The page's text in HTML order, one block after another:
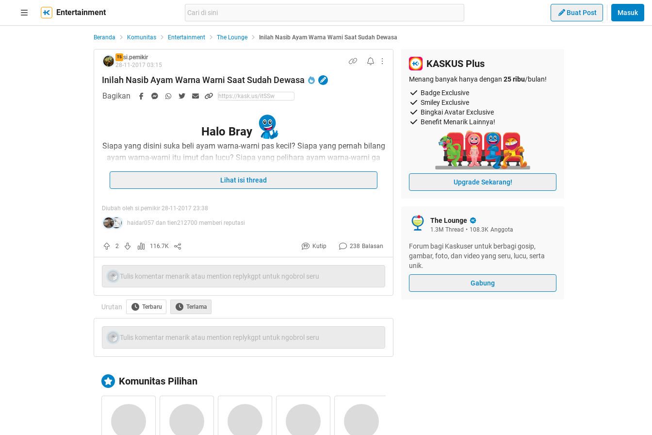
Entertainment Buat Post Masuk
Beranda Komunitas Entertainment The Lounge Inilah Nasib Ayam Warna Warni Saat Sudah Dewasa
TS si.pemikir
28-11-2017 03:15
Inilah Nasib Ayam Warna Warni Saat Sudah Dewasa
Bagikan
Halo Bray
Siapa yang disini suka beli ayam warna-warni pas kecil? Siapa yang pernah bilang
ayam warna-warni itu imut dan lucu? Siapa yang pelihara ayam warna-warni ga
bisa sampe gede?
Dari semua pertanyaan itu, gw rasa hampir 90% jawabannya adalah "
dasar (SD). Dan sampe sekarangpun masih suka gw temuin kalo ngelewatin SD.
Para anak-anak ayam yang bercita-cita untuk bisa menjadi ayam yang tangguh
seperti kedua orang tuanya.
Sumber: Google Image
Tentunya pemikiran anak ayam dan pemikiran manusia bakalan berbeda.
Lihat isi thread
Diubah oleh si.pemikir 28-11-2017 23:38
haidar057 dan tien212700 memberi reputasi
2 116.7K Kutip 238 Balasan
Tulis komentar menarik atau mention replykgpt untuk ngobrol seru
Urutan Terbaru Terlama
Tulis komentar menarik atau mention replykgpt untuk ngobrol seru
Komunitas Pilihan
KASKUS Plus
Menang banyak hanya dengan 25 ribu/bulan!
Badge Exclusive
Smiley Exclusive
Bingkai Avatar Exclusive
Benefit Menarik Lainnya!
Upgrade Sekarang!
The Lounge
1.3M Thread • 108.3K Anggota
Forum bagi Kaskuser untuk berbagi gosip,
gambar, foto, dan video yang seru, lucu, serta
unik.
Gabung